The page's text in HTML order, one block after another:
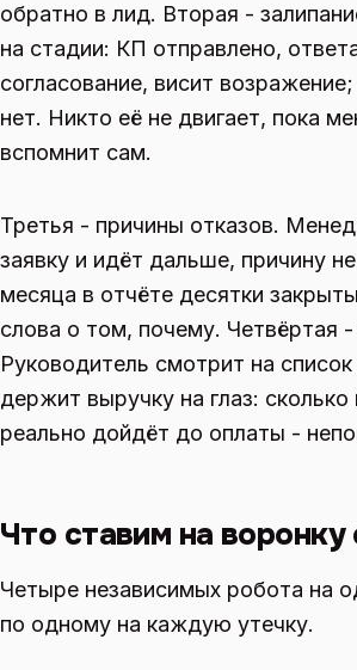
обратно в лид. Вторая -
на стадии: КП отправлено,
согласование, висит
нет. Никто её не двигает, пока
вспомнит сам.
Третья - причины отказов.
заявку и идёт дальше, причину
месяца в отчёте десятки
слова о том, почему. Четвёртая -
Руководитель смотрит на
держит выручку на глаз: сколько
реально дойдёт до оплаты -
Что ставим на воронку
Четыре независимых робота на
по одному на каждую утечку.